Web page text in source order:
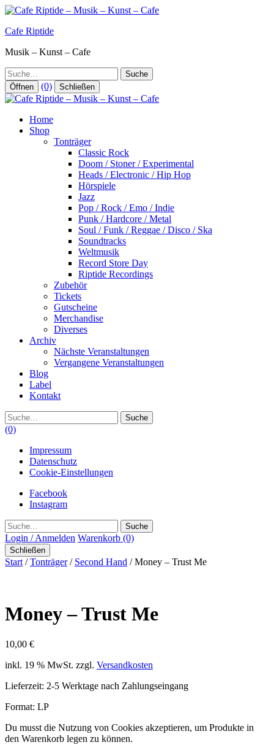
Zum
springen
Cafe Riptide
Musik – Kunst – Cafe
Suche
Öffnen (0) Schließen
Home
Shop
Tonträger
Classic Rock
Doom / Stoner / Experimental
Heads / Electronic / Hip Hop
Hörspiele
Jazz
Pop / Rock / Emo / Indie
Punk / Hardcore / Metal
Soul / Funk / Reggae / Disco / Ska
Soundtracks
Weltmusik
Record Store Day
Riptide Recordings
Zubehör
Tickets
Gutscheine
Merchandise
Diverses
Archiv
Nächste Veranstaltungen
Vergangene Veranstaltungen
Blog
Label
Kontakt
Suche
(0)
Impressum
Datenschutz
Cookie-Einstellungen
Facebook
Instagram
Suche
Login / Anmelden Warenkorb (0)
Schließen
Start /Tonträger/ Second Hand / Money – Trust Me
Money – Trust Me
10,00 €
inkl. 19 % MwSt. zzgl. Versandkosten
Lieferzeit: 2-5 Werktage nach Zahlungseingang
Format: LP
Du musst die Nutzung von Cookies akzeptieren, um Produkte in
den Warenkorb legen zu können.